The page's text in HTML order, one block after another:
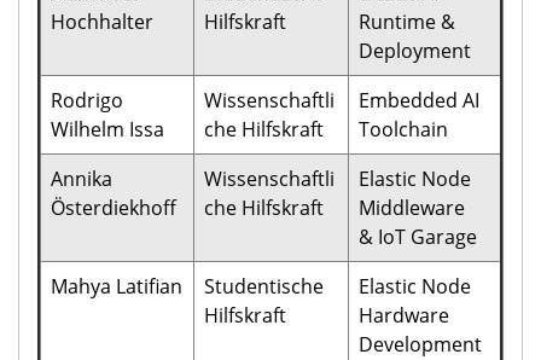
Hochhalter
Hilfskraft
Runtime &
Deployment
Rodrigo
Wilhelm Issa
Wissenschaftli
che Hilfskraft
Embedded AI
Toolchain
Annika
Österdiekhoff
Wissenschaftli
che Hilfskraft
Elastic Node
Middleware
& IoT Garage
Mahya Latifian
Studentische
Hilfskraft
Elastic Node
Hardware
Development